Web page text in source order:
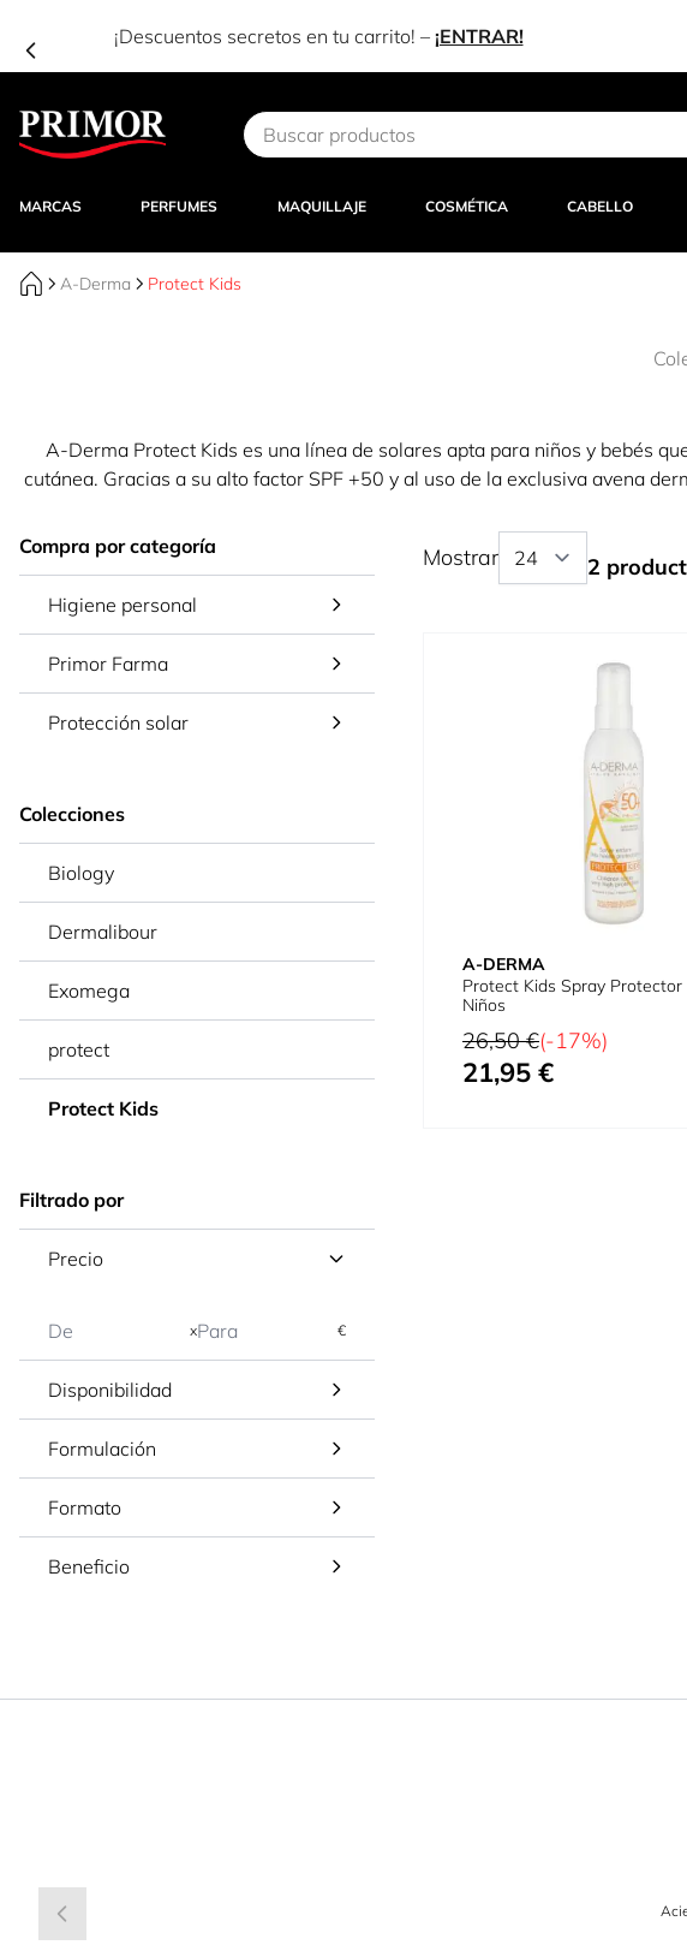
Ir al contenido
MARCAS PERFUMES MAQUILLAJE COSMÉTICA CABELLO
A-Derma Protect Kids
A-Derma Protect Kids es una línea de solares apta para niños y bebés
cutánea. Gracias a su alto factor SPF +50 y al uso de la exclusiva avena
Compra por categoría
Higiene personal
Primor Farma
Protección solar
Colecciones
Biology
Dermalibour
Exomega
protect
Protect Kids
Filtrado por
Precio
x €
Disponibilidad
Formulación
Formato
Beneficio
Mostrar 2
A-DERMA
Protect Kids Spray Protector
Niños
Precio habitual
26,50 €(-17%)
Precio especial
21,95 €